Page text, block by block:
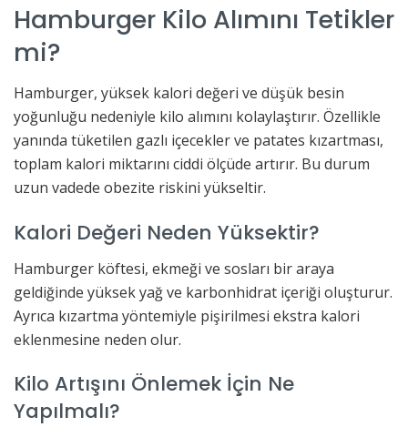
Hamburger Kilo Alımını Tetikler
mi?
Hamburger, yüksek kalori değeri ve düşük besin
yoğunluğu nedeniyle kilo alımını kolaylaştırır. Özellikle
yanında tüketilen gazlı içecekler ve patates kızartması,
toplam kalori miktarını ciddi ölçüde artırır. Bu durum
uzun vadede obezite riskini yükseltir.
Kalori Değeri Neden Yüksektir?
Hamburger köftesi, ekmeği ve sosları bir araya
geldiğinde yüksek yağ ve karbonhidrat içeriği oluşturur.
Ayrıca kızartma yöntemiyle pişirilmesi ekstra kalori
eklenmesine neden olur.
Kilo Artışını Önlemek İçin Ne
Yapılmalı?